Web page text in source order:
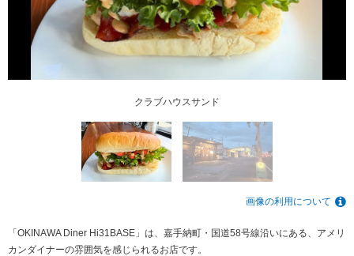
クラブハウスサンド
画像の利用について
「OKINAWA Diner Hi31BASE」は、嘉手納町・国道58号線沿いにある、アメリ
カンダイナーの雰囲気を感じられるお店です。